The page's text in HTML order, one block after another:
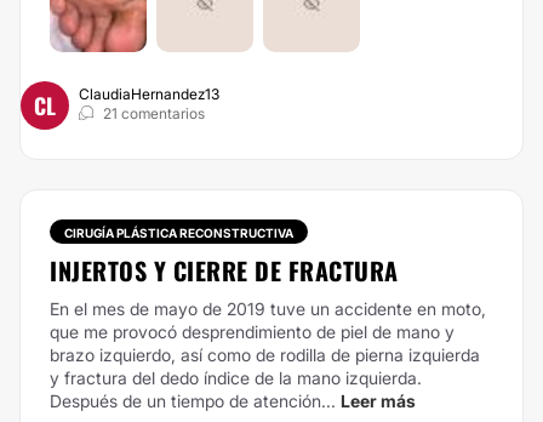
CL
ClaudiaHernandez13
21 comentarios
CIRUGÍA PLÁSTICA RECONSTRUCTIVA
INJERTOS Y CIERRE DE FRACTURA
En el mes de mayo de 2019 tuve un accidente en moto,
que me provocó desprendimiento de piel de mano y
brazo izquierdo, así como de rodilla de pierna izquierda
y fractura del dedo índice de la mano izquierda.
Después de un tiempo de atención... Leer más